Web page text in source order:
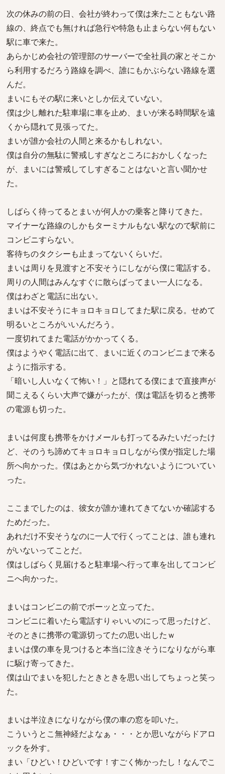
次の休みの前の日、会社が終わって僕は来たこともない路
線の、終点でも無ければ急行や特急も止まらない何もない
駅に車で来た。
あらかじめ会社の管理部のサーバーで全社員の家とそこか
ら利用するだろう路線を調べ、誰にもかぶらない路線を選
んだ。
まいにもその駅に来いとしか伝えていない。
僕は少し離れた駐車場に車を止め、まいが来る時間駅を遠
くから隠れて見張ってた。
まいが誰か会社の人間と来るかもしれない。
僕は自分の無駄に警戒しすぎなところにおかしくなった
が、まいには警戒してしすぎることはないと言い聞かせ
た。
しばらく待ってるとまいが何人かの乗客と降りてきた。
マイナーな路線のしかもターミナルもない駅なので駅前に
コンビニすらない。
客待ちのタクシーも止まってないくらいだ。
まいは周りを見渡すと不安そうにしながら僕に電話する。
周りの人間はみんなすぐに散らばってまい一人になる。
僕はわざと電話に出ない。
まいは不安そうにキョロキョロしてまた駅に戻る。せめて
明るいところがいいんだろう。
一度切れてまた電話がかかってくる。
僕はようやく電話に出て、まいに近くのコンビニまで来る
ように指示する。
「暗いし人いなくて怖い！」と隠れてる僕にまで直接声が
聞こえるくらい大声で嫌がったが、僕は電話を切ると携帯
の電源も切った。
まいは何度も携帯をかけメールも打ってるみたいだったけ
ど、そのうち諦めてキョロキョロしながら僕が指定した場
所へ向かった。僕はあとから気づかれないようについてい
った。
ここまでしたのは、彼女が誰か連れてきてないか確認する
ためだった。
あれだけ不安そうなのに一人で行くってことは、誰も連れ
がいないってことだ。
僕はしばらく見届けると駐車場へ行って車を出してコンビ
ニへ向かった。
まいはコンビニの前でボーッと立ってた。
コンビニに着いたら電話すりゃいいのにって思ったけど、
そのときに携帯の電源切ってたの思い出したｗ
まいは僕の車を見つけると本当に泣きそうになりながら車
に駆け寄ってきた。
僕は山でまいを犯したときときを思い出してちょっと笑っ
た。
まいは半泣きになりながら僕の車の窓を叩いた。
こういうとこ無神経だよなぁ・・・とか思いながらドアロ
ックを外す。
まい「ひどい！ひどいです！すごく怖かったし！なんでこ